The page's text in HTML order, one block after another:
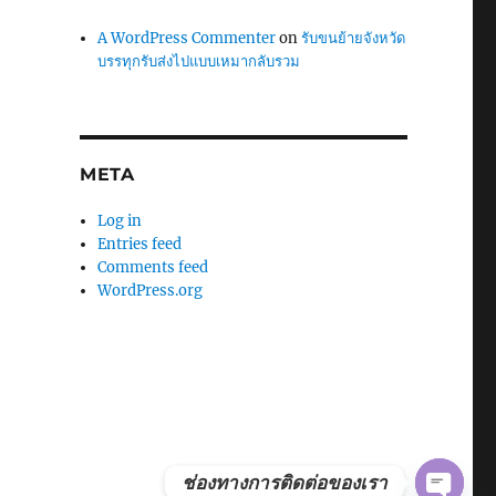
A WordPress Commenteronรับขนย้ายจังหวัด
บรรทุกรับส่งไปแบบเหมากลับรวม
META
Log in
Entries feed
Comments feed
WordPress.org
ช่องทางการติดต่อของเราO
P
E
N
C
H
A
T
Y